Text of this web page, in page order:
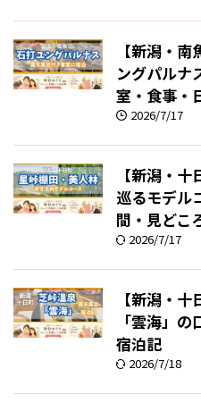
【新潟・
ングパルナ
室・食事・
2026/7/17
【新潟・
巡るモデル
間・見どこ
2026/7/17
【新潟・
「雲海」
宿泊記
2026/7/18